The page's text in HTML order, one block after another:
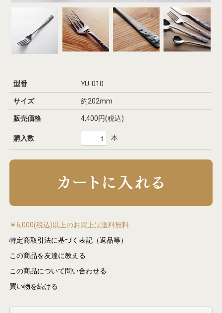
型番 YU-010
サイズ 約202mm
販売価格 4,400円(税込)
購入数 本
￥6,000(税込)以上のお買上は送料無料
特定商取引法に基づく表記（返品等）
この商品を友達に教える
この商品について問い合わせる
買い物を続ける